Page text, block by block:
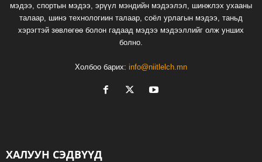
мэдээ, спортын мэдээ, эрүүл мэндийн мэдээлэл, шинжлэх ухааны
талаар, шинэ технологиин талаар, соёл урлагын мэдээ, таньд
хэрэгтэй зөвлөгөө болон гадаад мэдээ мэдээллийг олж унших
болно.
Холбоо барих: info@niitlelch.mn
ХАЛУУН СЭДВҮҮД